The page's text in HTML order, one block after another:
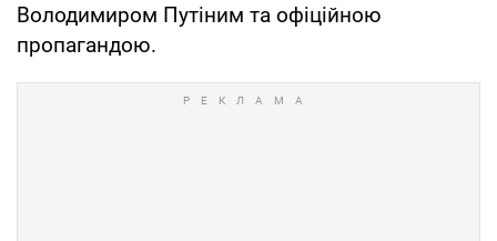
Володимиром Путіним та офіційною
пропагандою.